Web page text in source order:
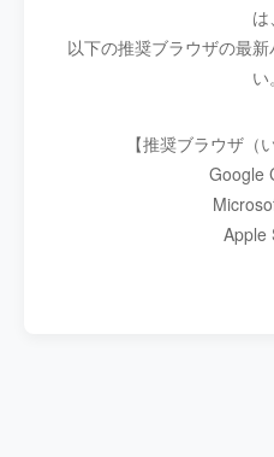
は、
以下の推奨ブラウザの最
い。
【推奨ブラウザ（
Google
Apple